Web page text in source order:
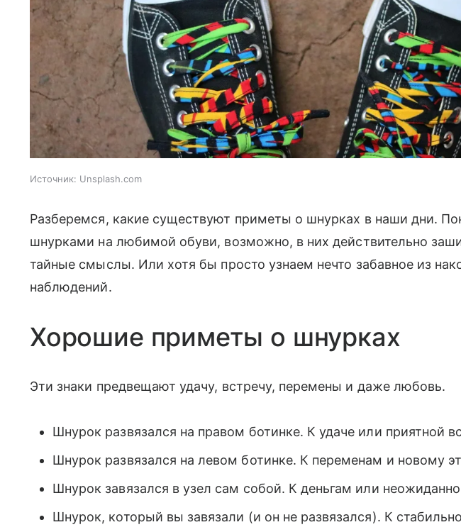
Источник: Unsplash.com
Разберемся, какие существуют приметы о шнурках в наши дни.
шнурками на любимой обуви, возможно, в них действительно
тайные смыслы. Или хотя бы просто узнаем нечто забавное из
наблюдений.
Хорошие приметы о шнурках
Эти знаки предвещают удачу, встречу, перемены и даже любовь.
Шнурок развязался на правом ботинке. К удаче или приятной
Шнурок развязался на левом ботинке. К переменам и новому
Шнурок завязался в узел сам собой. К деньгам или
Шнурок, который вы завязали (и он не развязался). К